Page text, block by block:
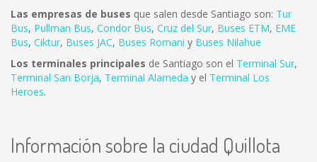
Las empresas de buses que salen desde Santiago son: Tur
Bus, Pullman Bus, Condor Bus, Cruz del Sur, Buses ETM, EME
Bus, Ciktur, Buses JAC, Buses Romani y Buses Nilahue
Los terminales principales de Santiago son el Terminal Sur,
Terminal San Borja, Terminal Alameda y el Terminal Los
Heroes.
Información sobre la ciudad Quillota